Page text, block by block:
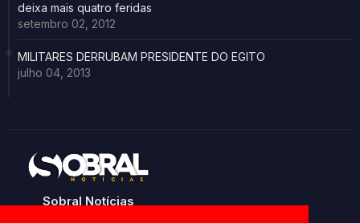
deixa mais quatro feridas
setembro 02, 2012
MILITARES DERRUBAM PRESIDENTE DO EGITO
julho 04, 2013
Sobral Notícias